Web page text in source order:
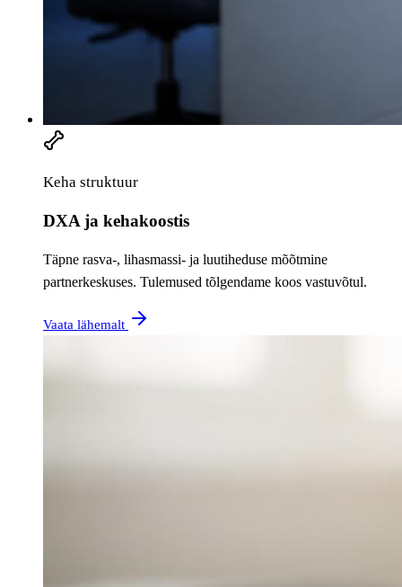
Keha struktuur
DXA ja kehakoostis
Täpne rasva-, lihasmassi- ja luutiheduse mõõtmine
partnerkeskuses. Tulemused tõlgendame koos vastuvõtul.
Vaata lähemalt